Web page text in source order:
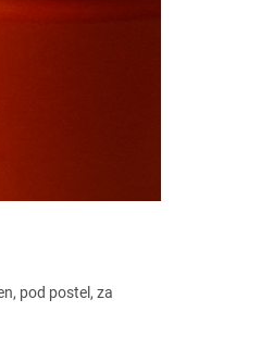
pod postel, za